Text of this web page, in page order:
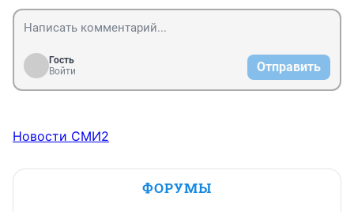
Гость
Войти
Отправить
Новости СМИ2
ФОРУМЫ